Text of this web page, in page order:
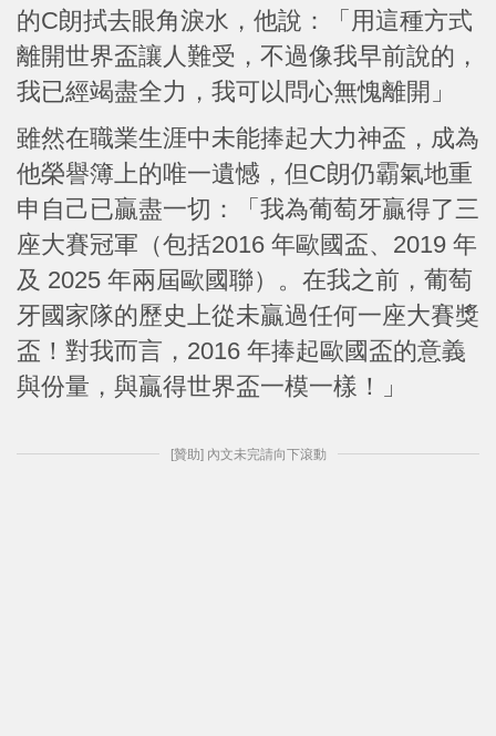
的C朗拭去眼角淚水，他說：「用這種方式
離開世界盃讓人難受，不過像我早前說的，
我已經竭盡全力，我可以問心無愧離開」
雖然在職業生涯中未能捧起大力神盃，成為
他榮譽簿上的唯一遺憾，但C朗仍霸氣地重
申自己已贏盡一切：「我為葡萄牙贏得了三
座大賽冠軍（包括2016 年歐國盃、2019 年
及 2025 年兩屆歐國聯）。 在我之前，葡萄
牙國家隊的歷史上從未贏過任何一座大賽獎
盃！對我而言，2016 年捧起歐國盃的意義
與份量，與贏得世界盃一模一樣！」
[贊助] 內文未完請向下滾動